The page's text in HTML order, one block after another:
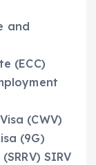
and
(ECC)
(CWV)
(9G)
SIRV